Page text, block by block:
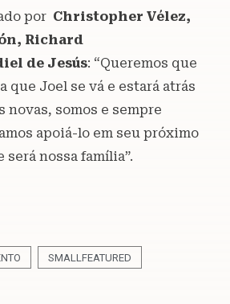
por Christopher Vélez,
Richard
de Jesús: “Queremos que
que Joel se vá e estará atrás
novas, somos e sempre
apoiá-lo em seu próximo
nossa família”.
SMALLFEATURED